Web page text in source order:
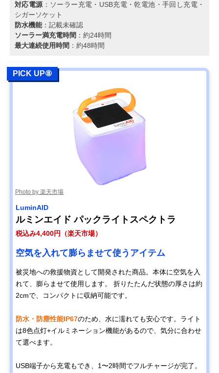
対応電源：ソーラー充電・USB充電・乾電池・手回し充電・
シガーソケット
防水機能：記載未確認
ソーラー満充電時間 ：約24時間
最大連続使用時間 ：約48時間
PICK UP⑧
Photo by 楽天市場
LuminAID
ルミンエイド パックライトスペクトラ
税込み4,400円（楽天市場）
空気を入れて膨らませて使うアイテム
被災地への救援物資として開発された商品。本体に空気を入
れて、膨らませて使用します。 折りたたんだ状態の厚さは約
2cmで、コンパクトに収納可能です。
防水・防塵性能IP67のため、水に濡れても安心です。ライト
は8色点灯+イルミネーション機能があるので、気分に合わせ
て選べます。
USB端子から充電もでき、1〜2時間でフルチャージが完了。